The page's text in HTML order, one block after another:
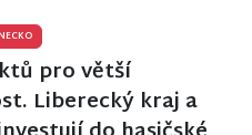
pro větší
Liberecký kraj a